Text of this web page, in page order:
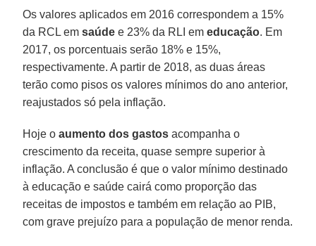
Os valores aplicados em 2016 correspondem a 15%
da RCL emsaúde e 23% da RLI emeducação. Em
2017, os porcentuais serão 18% e 15%,
respectivamente. A partir de 2018, as duas áreas
terão como pisos os valores mínimos do ano anterior,
reajustados só pela inflação.
Hoje oaumento dos gastos acompanha o
crescimento da receita, quase sempre superior à
inflação. A conclusão é que o valor mínimo destinado
à educação e saúde cairá como proporção das
receitas de impostos e também em relação ao PIB,
com grave prejuízo para a população de menor renda.